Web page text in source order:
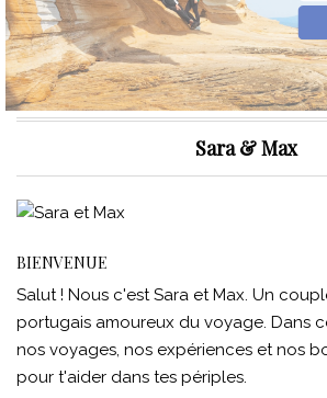
Sara & Max
BIENVENUE
Salut ! Nous c'est Sara et Max. Un
portugais amoureux du voyage. Dans
nos voyages, nos expériences et nos
pour t'aider dans tes périples.